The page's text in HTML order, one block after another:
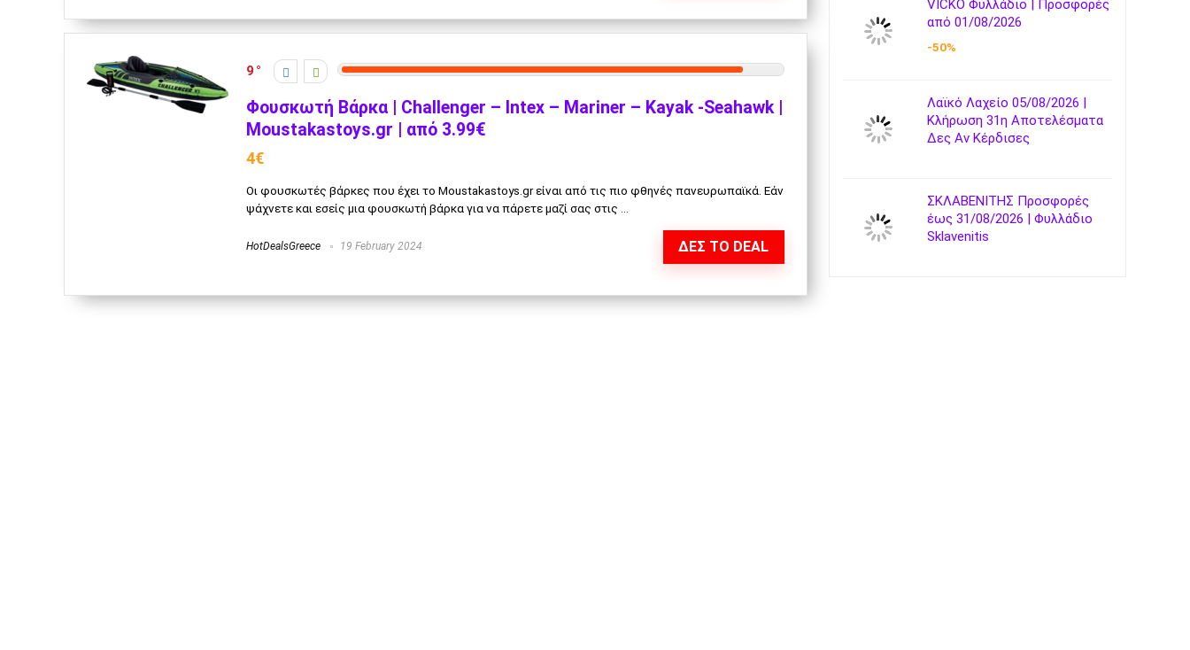
9
Φουσκωτή Βάρκα | Challenger – Intex – Mariner – Kayak -Seahawk |
Moustakastoys.gr | από 3.99€
4€
Οι φουσκωτές βάρκες που έχει το Moustakastoys.gr είναι από τις πιο φθηνές πανευρωπαϊκά. Εάν
ψάχνετε και εσείς μια φουσκωτή βάρκα για να πάρετε μαζί σας στις ...
HotDealsGreece 19 February 2024 ΔΕΣ ΤΟ DEAL
VICKO Φυλλάδιο | Προσφορές
από 01/08/2026
-50%
Λαϊκό Λαχείο 05/08/2026 |
Κλήρωση 31η Αποτελέσματα
Δες Αν Κέρδισες
ΣΚΛΑΒΕΝΙΤΗΣ Προσφορές
έως 31/08/2026 | Φυλλάδιο
Sklavenitis